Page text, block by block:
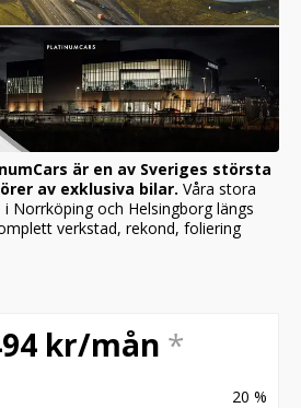
är en av Sveriges största
av exklusiva bilar. Våra stora
Norrköping och Helsingborg längs
verkstad, rekond, foliering
kr/mån *
20 %